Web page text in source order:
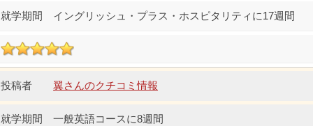
イングリッシュ・プラス・ホスピタリティに17週間
翼さんのクチコミ情報
一般英語コースに8週間